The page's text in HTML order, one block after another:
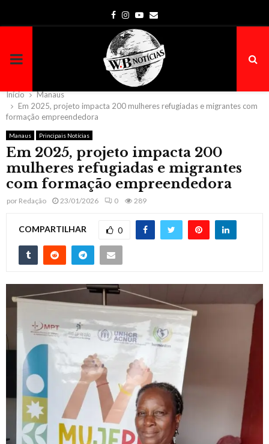
Facebook
Instagram
Youtube
Email
PRIMARY
MENU
Início
Manaus
Em 2025, projeto impacta 200 mulheres refugiadas e migrantes com
formação empreendedora
Manaus Principais Notícias
Em 2025, projeto impacta 200
mulheres refugiadas e migrantes
com formação empreendedora
por Redação 23/01/2026 0 289
COMPARTILHAR 0